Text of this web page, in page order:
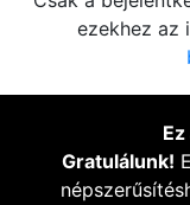
ezekhez az
Gratulálunk!